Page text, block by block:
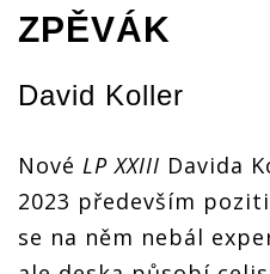
ZPĚVÁK
David Koller
Nové LP XXIII Davida
2023 především
se na něm nebál